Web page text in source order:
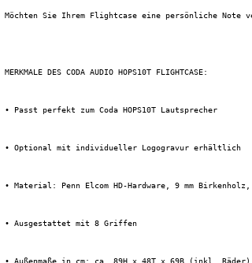
Möchten Sie Ihrem Flightcase eine persönliche Note
MERKMALE DES CODA AUDIO HOPS10T FLIGHTCASE:
• Passt perfekt zum Coda HOPS10T Lautsprecher
• Optional mit individueller Logogravur erhältlich
• Material: Penn Elcom HD-Hardware, 9 mm
• Ausgestattet mit 8 Griffen